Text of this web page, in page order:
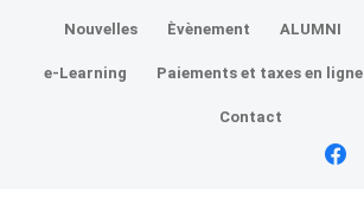
Nouvelles Èvènement ALUMNI
e-Learning Paiements et taxes en ligne
Contact